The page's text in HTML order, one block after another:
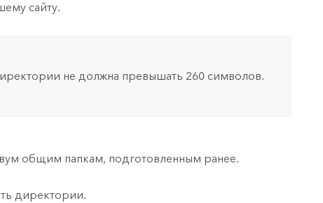
сайту.
не должна превышать 260 символов.
общим папкам, подготовленным ранее.
директории.